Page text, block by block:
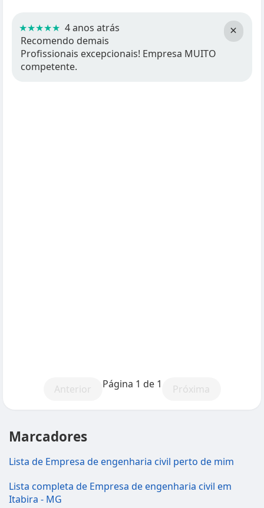
×
★★★★★ 4 anos atrás
Recomendo demais
Profissionais excepcionais! Empresa MUITO
competente.
Anterior Página 1 de 1 Próxima
Marcadores
Lista de Empresa de engenharia civil perto de mim
Lista completa de Empresa de engenharia civil em
Itabira - MG